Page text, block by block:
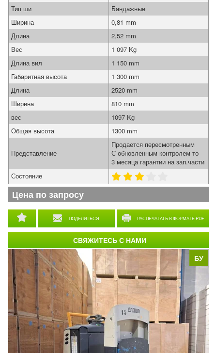
БУ
ПОДЕЛИТЬСЯ РАСПЕЧАТАТЬ В ФОРМАТЕ PDF
Тип ши
Бандажные
Ширина
0,81 mm
Длина
2,52 mm
Вес
1 097 Kg
Длина вил
1 150 mm
Габаритная высота
1 300 mm
Длина
2520 mm
Ширина
810 mm
вес
1097 Kg
Общая высота
1300 mm
Представление
Продается пересмотренным
С обновленным контролем то
3 месяца гарантии на зап.части
Состояние
Цена по запросу
СВЯЖИТЕСЬ С НАМИ